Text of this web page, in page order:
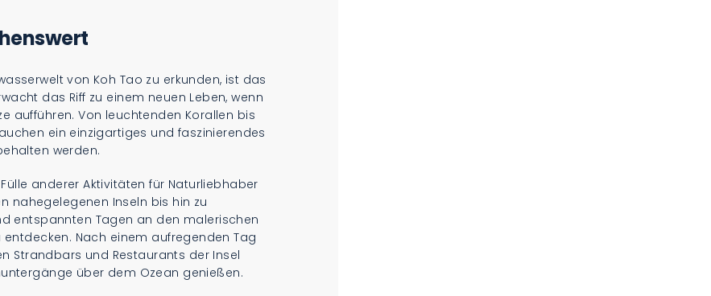
von Koh Tao zu erkunden, ist das
das Riff zu einem neuen Leben, wenn
aufführen. Von leuchtenden Korallen bis
ein einzigartiges und faszinierendes
werden.
anderer Aktivitäten für Naturliebhaber
nahegelegenen Inseln bis hin zu
entspannten Tagen an den malerischen
Nach einem aufregenden Tag
Strandbars und Restaurants der Insel
über dem Ozean genießen.